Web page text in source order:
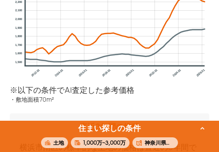
2012.01 2014.01 2016.01 2018.01 2020.01 2022.01 2024.01 2026.01
1,500
1,600
1,700
1,800
1,900
2,000
2,100
2,200
※以下の条件でAI査定した参考価格
敷地面積70m²
直近3年間の推移
横浜市南区の標準的な土地の価格は直近の3年間で
住まい探しの条件
土地 1,000万~3,000万 神奈川県横浜市南区